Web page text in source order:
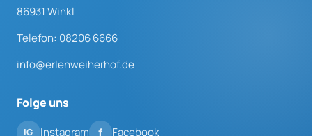
86931 Winkl
Telefon: 08206 6666
info@erlenweiherhof.de
Folge uns
Instagram Facebook